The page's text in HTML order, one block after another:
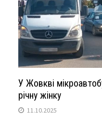
У Жовкві
річну жінку
11.10.2025